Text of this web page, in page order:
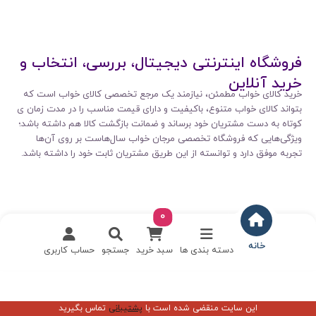
این سایت منقضی شده است با پشتیبانی تماس بگیرید
خانه دسته بندی ها
0
سبد خرید جستجو حساب کاربری
فروشگاه اینترنتی دیجیتال، بررسی، انتخاب و
خرید آنلاین
خرید کالای خواب مطمئن، نیازمند یک مرجع تخصصی کالای خواب است که
بتواند کالای خواب متنوع، باکیفیت و دارای قیمت مناسب را در مدت زمان ی
کوتاه به دست مشتریان خود برساند و ضمانت بازگشت کالا هم داشته باشد؛
ویژگی‌هایی که فروشگاه تخصصی مرجان خواب سال‌هاست بر روی آن‌ها
تجربه موفق دارد و توانسته از این طریق مشتریان ثابت خود را داشته باشد.